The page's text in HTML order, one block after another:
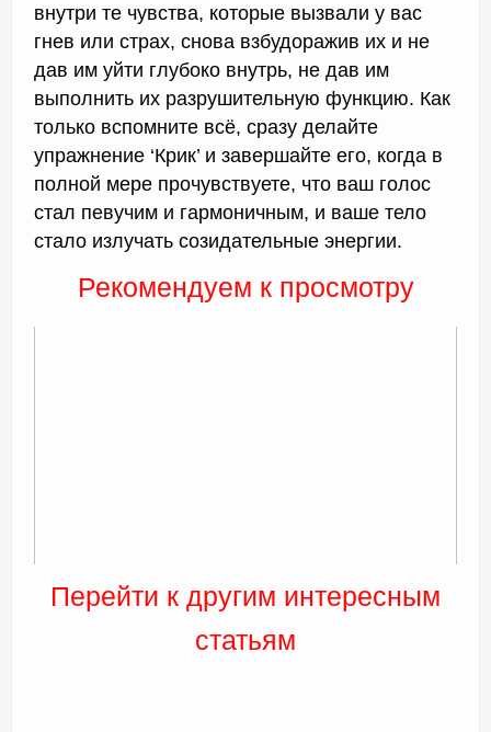
внутри те чувства, которые вызвали у вас
гнев или страх, снова взбудоражив их и не
дав им уйти глубоко внутрь, не дав им
выполнить их разрушительную функцию. Как
только вспомните всё, сразу делайте
упражнение ‘Крик’ и завершайте его, когда в
полной мере прочувствуете, что ваш голос
стал певучим и гармоничным, и ваше тело
стало излучать созидательные энергии.
Рекомендуем к просмотру
Перейти к другим интересным
статьям